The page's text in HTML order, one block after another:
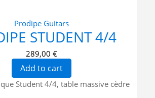
Prodipe Guitars
STUDENT 4/4
289,00 €
Add to cart
Student 4/4, table massive cèdre